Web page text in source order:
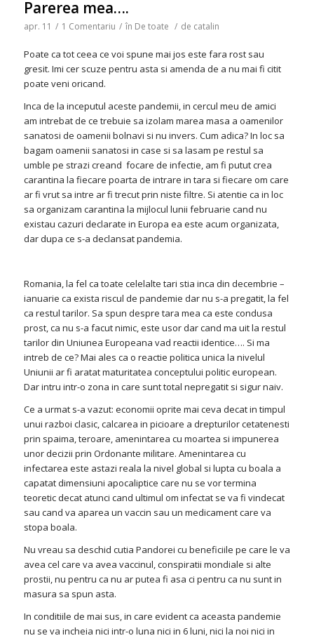
Parerea mea….
apr. 11 / 1 Comentariu / în De toate / de catalin
Poate ca tot ceea ce voi spune mai jos este fara rost sau
gresit. Imi cer scuze pentru asta si amenda de a nu mai fi citit
poate veni oricand.
Inca de la inceputul aceste pandemii, in cercul meu de amici
am intrebat de ce trebuie sa izolam marea masa a oamenilor
sanatosi de oamenii bolnavi si nu invers. Cum adica? In loc sa
bagam oamenii sanatosi in case si sa lasam pe restul sa
umble pe strazi creand focare de infectie, am fi putut crea
carantina la fiecare poarta de intrare in tara si fiecare om care
ar fi vrut sa intre ar fi trecut prin niste filtre. Si atentie ca in loc
sa organizam carantina la mijlocul lunii februarie cand nu
existau cazuri declarate in Europa ea este acum organizata,
dar dupa ce s-a declansat pandemia.
Romania, la fel ca toate celelalte tari stia inca din decembrie –
ianuarie ca exista riscul de pandemie dar nu s-a pregatit, la fel
ca restul tarilor. Sa spun despre tara mea ca este condusa
prost, ca nu s-a facut nimic, este usor dar cand ma uit la restul
tarilor din Uniunea Europeana vad reactii identice…. Si ma
intreb de ce? Mai ales ca o reactie politica unica la nivelul
Uniunii ar fi aratat maturitatea conceptului politic european.
Dar intru intr-o zona in care sunt total nepregatit si sigur naiv.
Ce a urmat s-a vazut: economii oprite mai ceva decat in timpul
unui razboi clasic, calcarea in picioare a drepturilor cetatenesti
prin spaima, teroare, amenintarea cu moartea si impunerea
unor decizii prin Ordonante militare. Amenintarea cu
infectarea este astazi reala la nivel global si lupta cu boala a
capatat dimensiuni apocaliptice care nu se vor termina
teoretic decat atunci cand ultimul om infectat se va fi vindecat
sau cand va aparea un vaccin sau un medicament care va
stopa boala.
Nu vreau sa deschid cutia Pandorei cu beneficiile pe care le va
avea cel care va avea vaccinul, conspiratii mondiale si alte
prostii, nu pentru ca nu ar putea fi asa ci pentru ca nu sunt in
masura sa spun asta.
In conditiile de mai sus, in care evident ca aceasta pandemie
nu se va incheia nici intr-o luna nici in 6 luni, nici la noi nici in